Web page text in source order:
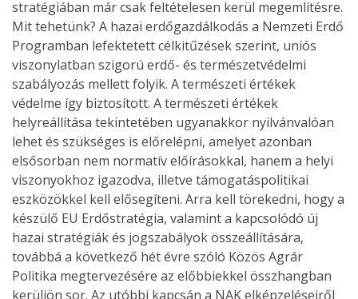
stratégiában már csak feltételesen kerül megemlítésre.
Mit tehetünk? A hazai erdőgazdálkodás a Nemzeti Erdő
Programban lefektetett célkitűzések szerint, uniós
viszonylatban szigorú erdő- és természetvédelmi
szabályozás mellett folyik. A természeti értékek
védelme így biztosított. A természeti értékek
helyreállítása tekintetében ugyanakkor nyilvánvalóan
lehet és szükséges is előrelépni, amelyet azonban
elsősorban nem normatív előírásokkal, hanem a helyi
viszonyokhoz igazodva, illetve támogatáspolitikai
eszközökkel kell elősegíteni. Arra kell törekedni, hogy a
készülő EU Erdőstratégia, valamint a kapcsolódó új
hazai stratégiák és jogszabályok összeállítására,
továbbá a következő hét évre szóló Közös Agrár
Politika megtervezésére az előbbiekkel összhangban
kerüljön sor. Az utóbbi kapcsán a NAK elképzeléseiről